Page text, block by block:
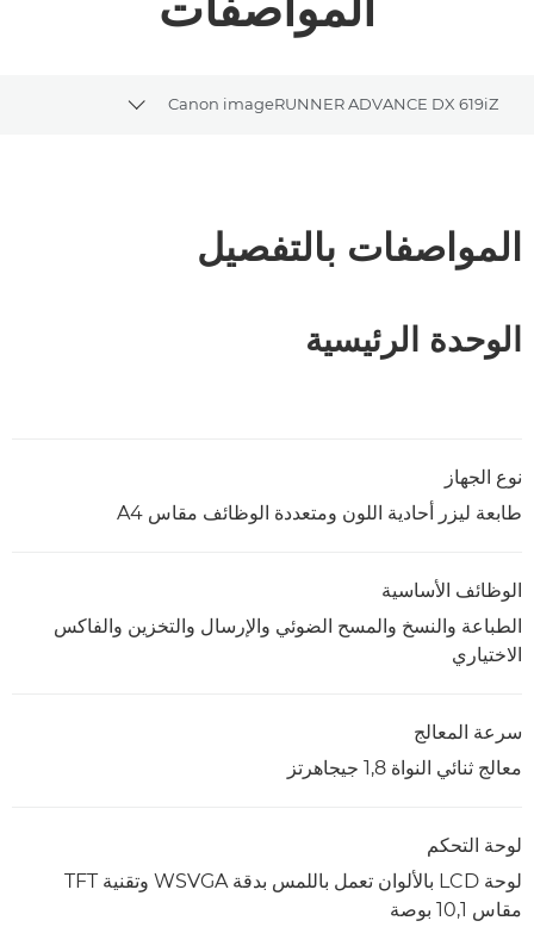
Canon imageRUNNER ADVANCE DX 619iZ
breadcrumbs
المواصفات بالتفصيل
الوحدة الرئيسية
نوع الجهاز
طابعة ليزر أحادية اللون ومتعددة الوظائف مقاس A4
الوظائف الأساسية
الطباعة والنسخ والمسح الضوئي والإرسال والتخزين والفاكس
الاختياري
سرعة المعالج
معالج ثنائي النواة 1,8 جيجاهرتز
لوحة التحكم
لوحة LCD بالألوان تعمل باللمس بدقة WSVGA وتقنية TFT
مقاس 10,1 بوصة